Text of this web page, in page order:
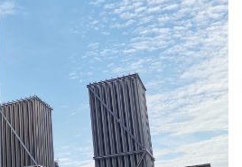
典型应用
用户服务
联系我们